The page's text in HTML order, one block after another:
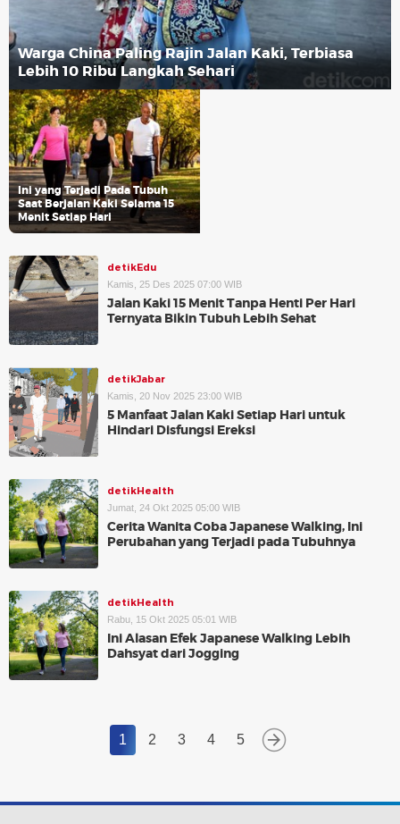
Warga China Paling Rajin Jalan Kaki, Terbiasa
Lebih 10 Ribu Langkah Sehari
Ini yang Terjadi Pada Tubuh
Saat Berjalan Kaki Selama 15
Menit Setiap Hari
detikEdu
Kamis, 25 Des 2025 07:00 WIB
Jalan Kaki 15 Menit Tanpa Henti Per Hari
Ternyata Bikin Tubuh Lebih Sehat
detikJabar
Kamis, 20 Nov 2025 23:00 WIB
5 Manfaat Jalan Kaki Setiap Hari untuk
Hindari Disfungsi Ereksi
detikHealth
Jumat, 24 Okt 2025 05:00 WIB
Cerita Wanita Coba Japanese Walking, Ini
Perubahan yang Terjadi pada Tubuhnya
detikHealth
Rabu, 15 Okt 2025 05:01 WIB
Ini Alasan Efek Japanese Walking Lebih
Dahsyat dari Jogging
1 2 3 4 5